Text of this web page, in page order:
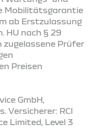
Mobilitätsgarantie
ab Erstzulassung
HU nach § 29
zugelassene Prüfer
Preisen
GmbH,
Versicherer: RCI
Limited, Level 3